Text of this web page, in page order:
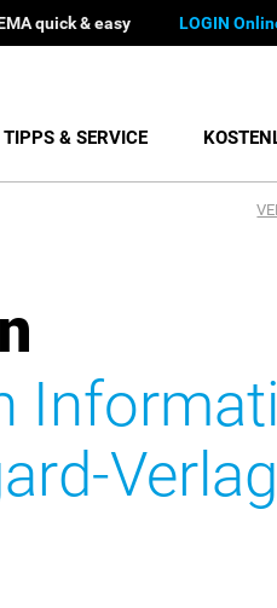
quick & easy LOGIN
TIPPS & SERVICE